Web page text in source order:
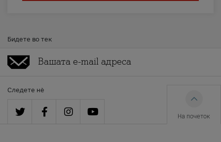
Бидете во тек
Следете нè
На почеток